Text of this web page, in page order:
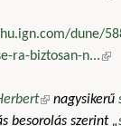
dune/
ra-biztosan-n...
(külső
nagysikerű
besorolás szerint „